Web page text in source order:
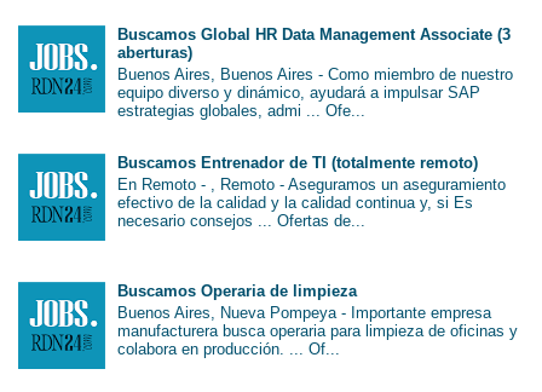
Buscamos Global HR Data Management Associate (3
aberturas)
Buenos Aires, Buenos Aires - Como miembro de nuestro
equipo diverso y dinámico, ayudará a impulsar SAP
estrategias globales, admi ... Ofe...
Buscamos Entrenador de TI (totalmente remoto)
En Remoto - , Remoto - Aseguramos un aseguramiento
efectivo de la calidad y la calidad continua y, si Es
necesario consejos ... Ofertas de...
Buscamos Operaria de limpieza
Buenos Aires, Nueva Pompeya - Importante empresa
manufacturera busca operaria para limpieza de oficinas y
colabora en producción. ... Of...